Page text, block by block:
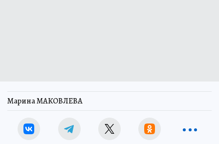
Марина МАКОВЛЕВА